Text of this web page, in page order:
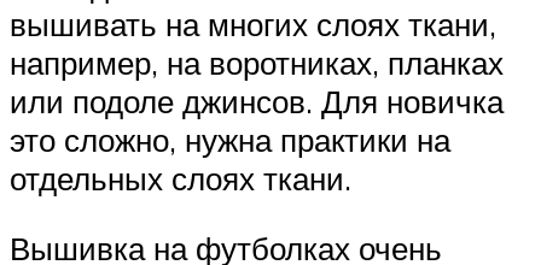
вышивать на многих слоях ткани,
например, на воротниках, планках
или подоле джинсов. Для новичка
это сложно, нужна практики на
отдельных слоях ткани.
Вышивка на футболках очень